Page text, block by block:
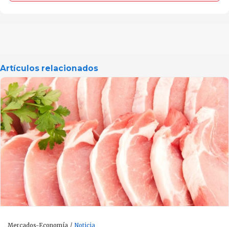
Artículos relacionados
Mercados-Economía Noticia